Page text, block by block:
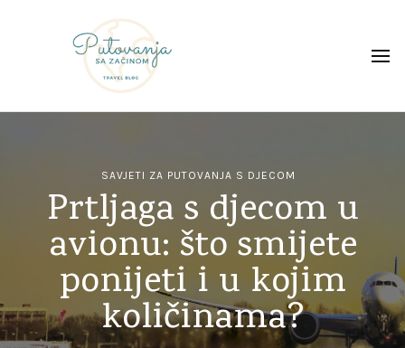
Putovanja sa začinom
SAVJETI ZA PUTOVANJA S DJECOM
Prtljaga s djecom u
avionu: što smijete
ponijeti i u kojim
količinama?